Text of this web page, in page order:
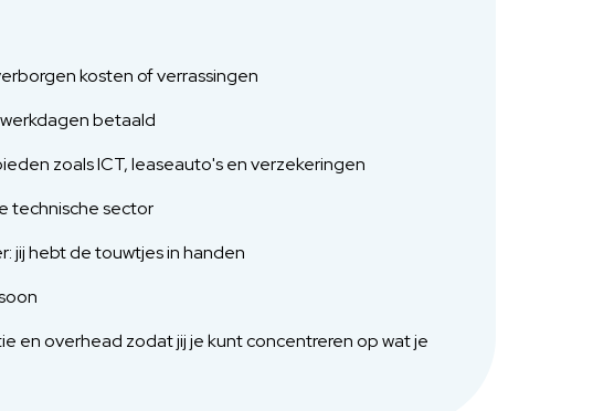
kosten of verrassingen
betaald
zoals ICT, leaseauto's en verzekeringen
technische sector
jij hebt de touwtjes in handen
en overhead zodat jij je kunt concentreren op wat je